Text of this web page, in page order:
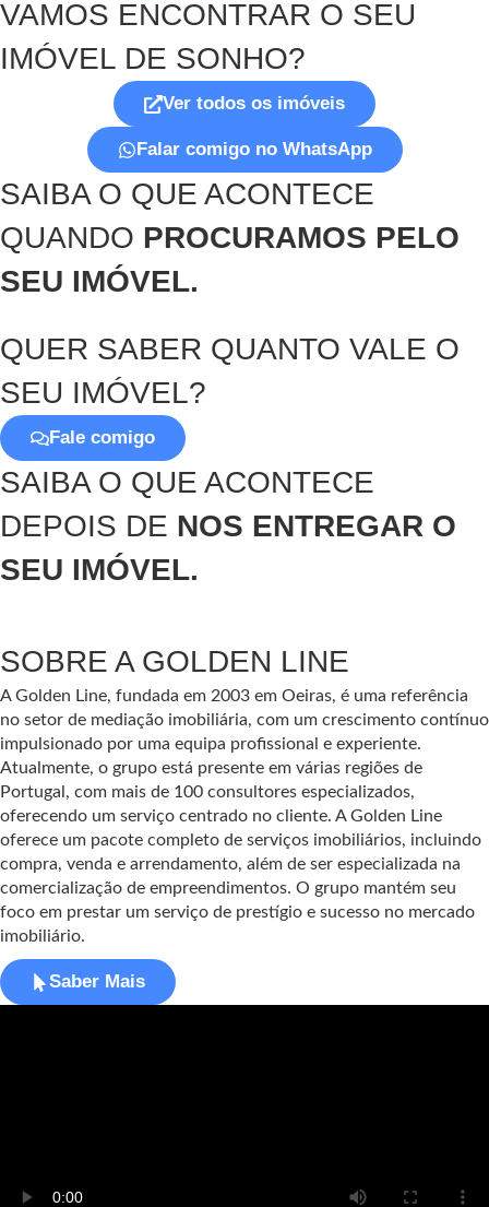
VAMOS ENCONTRAR O SEU
IMÓVEL DE SONHO?
Ver todos os imóveis
Falar comigo no WhatsApp
SAIBA O QUE ACONTECE
QUANDO PROCURAMOS PELO
SEU IMÓVEL.
QUER SABER QUANTO VALE O
SEU IMÓVEL?
Fale comigo
SAIBA O QUE ACONTECE
DEPOIS DE NOS ENTREGAR O
SEU IMÓVEL.
SOBRE A GOLDEN LINE
A Golden Line, fundada em 2003 em Oeiras, é uma referência
no setor de mediação imobiliária, com um crescimento contínuo
impulsionado por uma equipa profissional e experiente.
Atualmente, o grupo está presente em várias regiões de
Portugal, com mais de 100 consultores especializados,
oferecendo um serviço centrado no cliente. A Golden Line
oferece um pacote completo de serviços imobiliários, incluindo
compra, venda e arrendamento, além de ser especializada na
comercialização de empreendimentos. O grupo mantém seu
foco em prestar um serviço de prestígio e sucesso no mercado
imobiliário.
Saber Mais